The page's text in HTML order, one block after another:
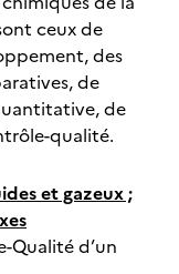
ceux de
des
de
de
qualité.
et gazeux ;
Qualité d’un